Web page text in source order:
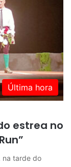
Última hora
estrea no
na tarde do